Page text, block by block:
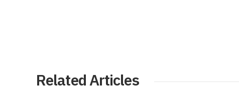
Related Articles